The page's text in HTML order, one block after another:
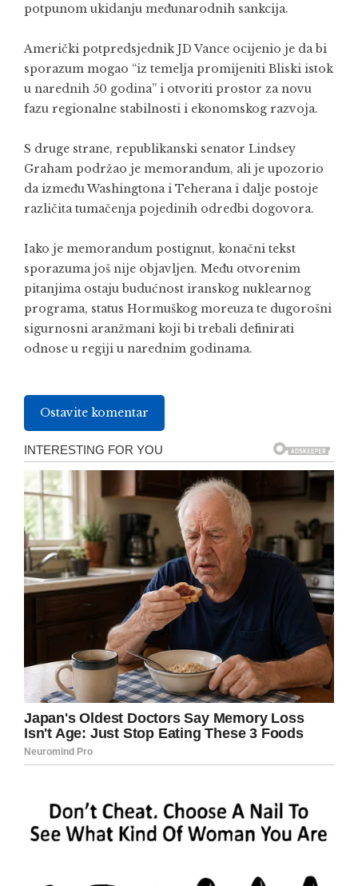
potpunom ukidanju međunarodnih sankcija.
Američki potpredsjednik JD Vance ocijenio je da bi
sporazum mogao “iz temelja promijeniti Bliski istok
u narednih 50 godina” i otvoriti prostor za novu
fazu regionalne stabilnosti i ekonomskog razvoja.
S druge strane, republikanski senator Lindsey
Graham podržao je memorandum, ali je upozorio
da između Washingtona i Teherana i dalje postoje
različita tumačenja pojedinih odredbi dogovora.
Iako je memorandum postignut, konačni tekst
sporazuma još nije objavljen. Među otvorenim
pitanjima ostaju budućnost iranskog nuklearnog
programa, status Hormuškog moreuza te dugorošni
sigurnosni aranžmani koji bi trebali definirati
odnose u regiji u narednim godinama.
Ostavite komentar